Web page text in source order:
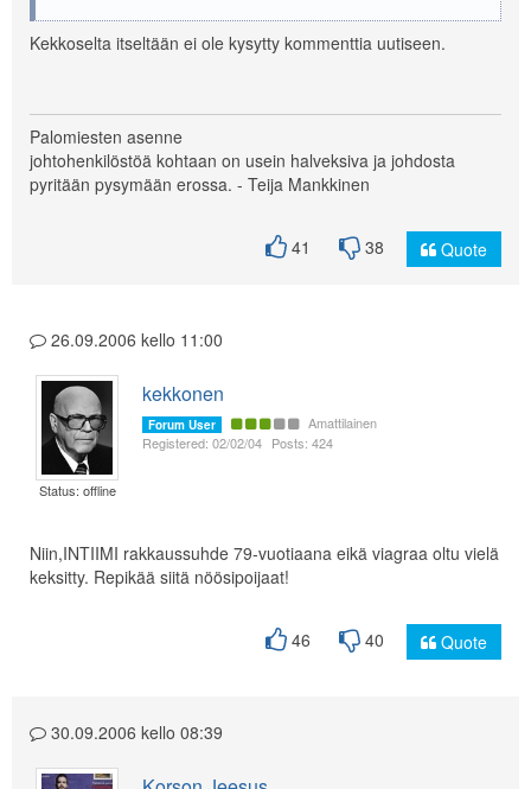
Kekkoselta itseltään ei ole kysytty kommenttia uutiseen.
Palomiesten asenne
johtohenkilöstöä kohtaan on usein halveksiva ja johdosta
pyritään pysymään erossa. - Teija Mankkinen
41 38 Quote
26.09.2006 kello 11:00
Status: offline
kekkonen
Forum User
Amattilainen
Registered: 02/02/04 Posts: 424
Niin,INTIIMI rakkaussuhde 79-vuotiaana eikä viagraa oltu vielä
keksitty. Repikää siitä nöösipoijaat!
46 40 Quote
30.09.2006 kello 08:39